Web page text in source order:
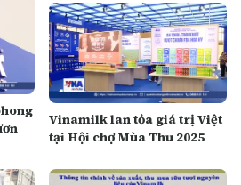
Vinamilk lan tỏa giá trị Việt
tại Hội chợ Mùa Thu 2025